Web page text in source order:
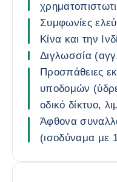
Συμφωνίες
Κίνα και την
Διγλωσσία
Προσπάθειες
υποδομών
οδικό δίκτυο,
Άφθονα
(ισοδύναμα με